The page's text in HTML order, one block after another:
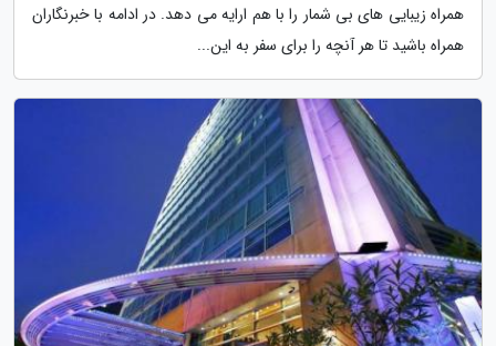
همراه زیبایی های بی شمار را با هم ارایه می دهد. در ادامه با خبرنگاران
همراه باشید تا هر آنچه را برای سفر به این...